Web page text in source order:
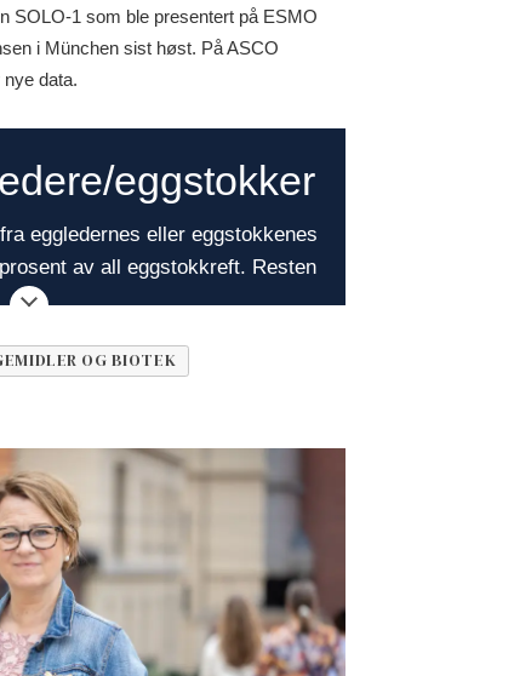
SOLO-1 som ble presentert på ESMO
i München sist høst. På ASCO
data.
eggstokker
eggledernes eller eggstokkenes
av all eggstokkreft. Resten
celler, bl.a. kimceller i
og ikke-epiteliale svulster
er ofte vage og diffuse, noe som
å oppdage. Ansamling av
være første tegn på kreftsykdom.
og eggleder øker med
tre hovedtyper:
OG BIOTEK